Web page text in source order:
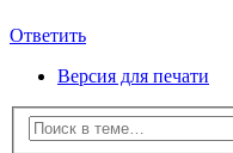
Ответить
Версия для печати